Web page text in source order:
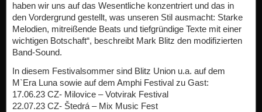
haben wir uns auf das Wesentliche konzentriert und das in
den Vordergrund gestellt, was unseren Stil ausmacht: Starke
Melodien, mitreißende Beats und tiefgründige Texte mit einer
wichtigen Botschaft“, beschreibt Mark Blitz den modifizierten
Band-Sound.
In diesem Festivalsommer sind Blitz Union u.a. auf dem
M`Era Luna sowie auf dem Amphi Festival zu Gast:
17.06.23 CZ- Milovice – Votvirak Festival
22.07.23 CZ- Štedrá – Mix Music Fest